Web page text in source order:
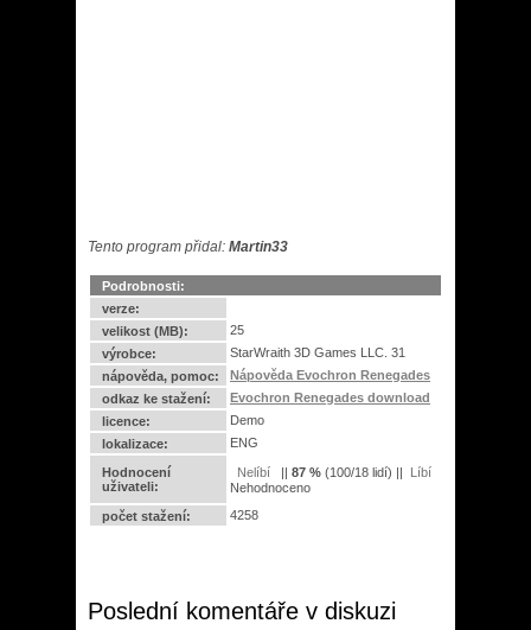
Tento program přidal: Martin33
Podrobnosti:
verze:
velikost (MB):
25
výrobce:
StarWraith 3D Games LLC. 31
nápověda, pomoc:
Nápověda Evochron Renegades
odkaz ke stažení:
Evochron Renegades download
licence:
Demo
lokalizace:
ENG
Hodnocení
uživateli:
|| 87 % (100/18 lidí) ||
Nehodnoceno
počet stažení:
4258
Poslední komentáře v diskuzi